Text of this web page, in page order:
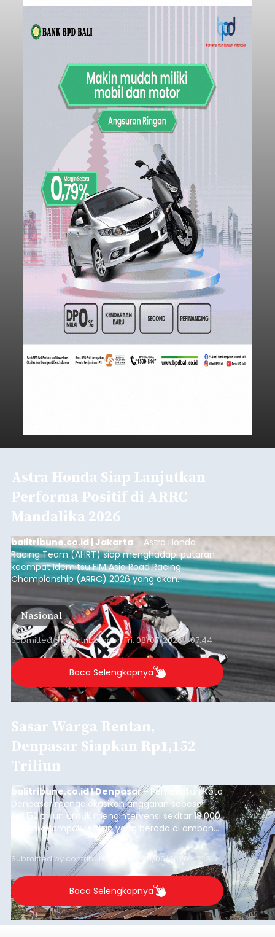
Astra Honda Siap Lanjutkan
Performa Positif di ARRC
Mandalika 2026
balitribune.co.id | Jakarta – Astra Honda
Racing Team (AHRT) siap menghadapi putaran
keempat Idemitsu FIM Asia Road Racing
Championship (ARRC) 2026 yang akan
berlangsung di Pertamina Mandalika
International Circuit, Lombok, Nusa Tenggara
Barat, pada 7–9 Agustus 2026.
Nasional
Submitted bycontributoronFri, 08/07/2026 - 07:44
Baca Selengkapnya
Sasar Warga Rentan,
Denpasar Siapkan Rp1,152
Triliun
balitribune.co.id I Denpasar - Pemerintah Kota
Denpasar mengalokasikan anggaran sebesar
Rp1,152 triliun untuk mengintervensi sekitar 18.000
warga kelompok rentan yang berada di ambang
garis kemiskinan. Langkah strategis ini diambil
guna menjaga masyarakat yang berada pada
kelompok desil 5 dan 6 tersebut agar tidak
merosot ke kategori miskin.
Submitted by contributor Thu, 08/06/2026 - 21:31
Baca Selengkapnya